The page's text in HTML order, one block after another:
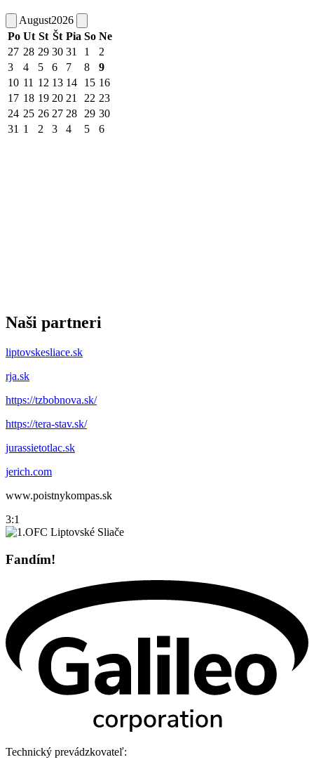
August2026
Po Ut St Št Pia So Ne
27 28 29 30 31 1
2
3
4 5 6 7 8
9
10 11 12 13 14 15 16
17 18 19 20 21 22 23
24 25 26 27 28 29 30
31 1 2 3 4 5 6
Naši partneri
liptovskesliace.sk
rja.sk
https://tzbobnova.sk/
https://tera-stav.sk/
jurassietotlac.sk
jerich.com
www.poistnykompas.sk
3:1
Fandím!
Technický prevádzkovateľ: